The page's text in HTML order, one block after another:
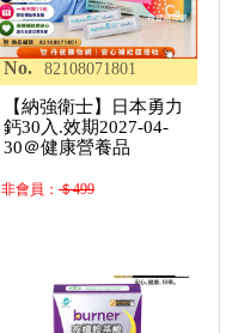
No. 82108071801
【納強衛士】日本勇力
鈣30入.效期2027-04-
30＠健康營養品
非會員：＄499